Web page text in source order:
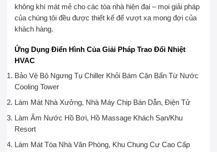
không khí mát mẻ cho các tòa nhà hiện đại – mọi giải pháp
của chúng tôi đều được thiết kế để vượt xa mong đợi của
khách hàng.
Ứng Dụng Điển Hình Của Giải Pháp Trao Đổi Nhiệt
HVAC
Bảo Vệ Bộ Ngưng Tụ Chiller Khỏi Bám Cặn Bẩn Từ Nước
Cooling Tower
Làm Mát Nhà Xưởng, Nhà Máy Chip Bán Dẫn, Điện Tử
Làm Ấm Nước Hồ Bơi, Hồ Massage Khách Sạn/Khu
Resort
Làm Mát Tòa Nhà Văn Phòng, Khu Chung Cư Cao Cấp